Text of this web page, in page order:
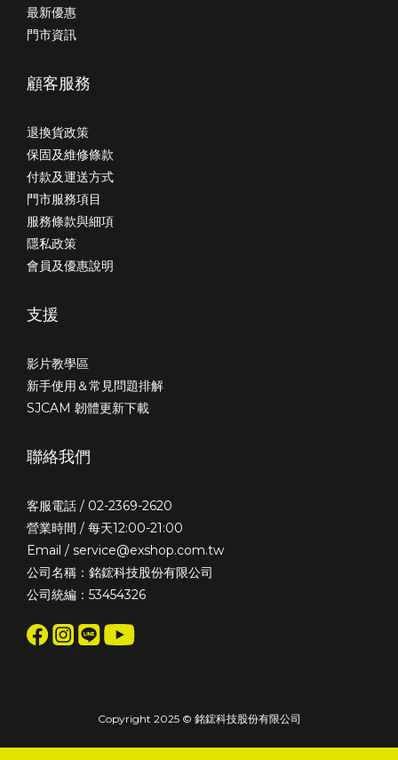
最新優惠
門市資訊
顧客服務
退換貨政策
保固及維修條款
付款及運送方式
門市服務項目
服務條款與細項
隱私政策
會員及優惠說明
支援
影片教學區
新手使用＆常見問題排解
SJCAM 韌體更新下載
聯絡我們
客服電話 / 02-2369-2620
營業時間 / 每天12:00-21:00
Email / service@exshop.com.tw
公司名稱：銘鋐科技股份有限公司
公司統編：53454326
Copyright 2025 © 銘鋐科技股份有限公司